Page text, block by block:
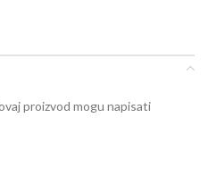
proizvod mogu napisati